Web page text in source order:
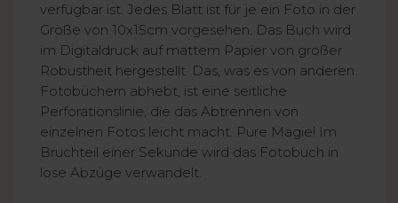
verfügbar ist. Jedes Blatt ist für je ein Foto in der
Größe von 10x15cm vorgesehen. Das Buch wird
im Digitaldruck auf mattem Papier von großer
Robustheit hergestellt. Das, was es von anderen
Fotobüchern abhebt, ist eine seitliche
Perforationslinie, die das Abtrennen von
einzelnen Fotos leicht macht. Pure Magie! Im
Bruchteil einer Sekunde wird das Fotobuch in
lose Abzüge verwandelt.